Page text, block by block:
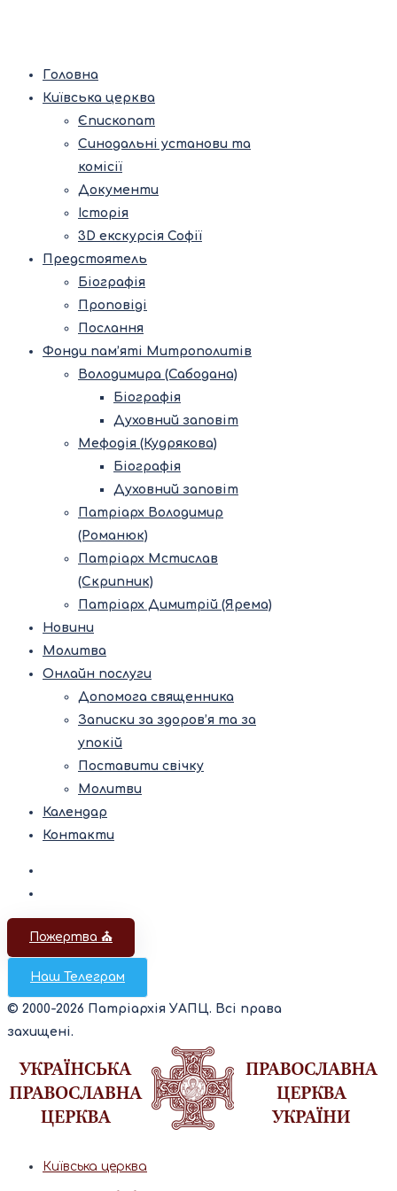
Головна
Київська церква
Єпископат
Синодальні установи та
комісії
Документи
Історія
3D екскурсія Софії
Предстоятель
Біографія
Проповіді
Послання
Фонди пам’яті Митрополитів
Володимира (Сабодана)
Біографія
Духовний заповіт
Мефодія (Кудрякова)
Біографія
Духовний заповіт
Патріарх Володимир
(Романюк)
Патріарх Мстислав
(Скрипник)
Патріарх Димитрій (Ярема)
Новини
Молитва
Онлайн послуги
Допомога священника
Записки за здоров’я та за
упокій
Поставити свічку
Молитви
Календар
Контакти
Пожертва ⛪️
Наш Телеграм
© 2000-2026 Патріархія УАПЦ. Всі права
захищені.
Київська церква